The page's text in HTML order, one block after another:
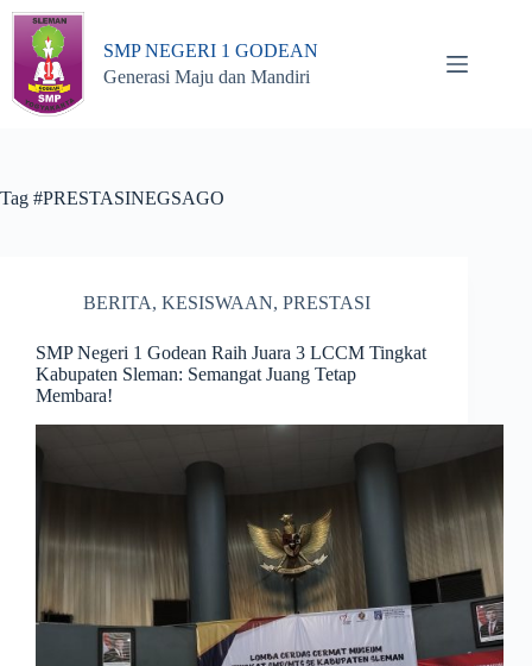
Skip
content
SMP NEGERI 1 GODEAN
Generasi Maju dan Mandiri
Tag #PRESTASINEGSAGO
BERITA, KESISWAAN, PRESTASI
SMP Negeri 1 Godean Raih Juara 3 LCCM Tingkat
Kabupaten Sleman: Semangat Juang Tetap
Membara!